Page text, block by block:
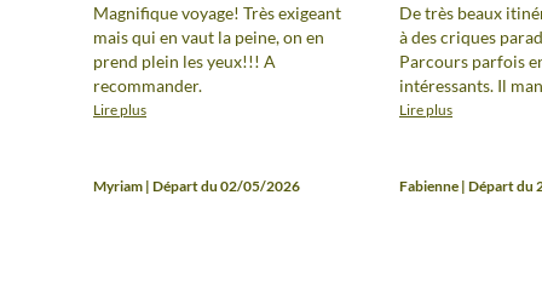
Magnifique voyage! Très exigeant
mais qui en vaut la peine, on en
prend plein les yeux!!! A
recommander.
Lire plus
Myriam | Départ du 02/05/2026
De très beaux
à des criques
Parcours parfois
intéressants. Il manquerait peut-
être une incursion
Lire plus
Fabienne | Départ